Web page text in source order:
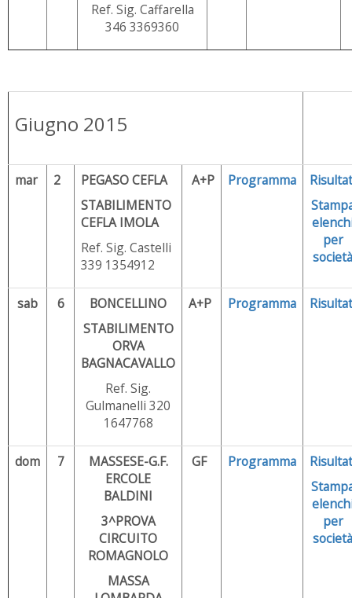
Ref. Sig. Caffarella
346 3369360
Giugno 2015
mar 2
PEGASO CEFLA
STABILIMENTO
CEFLA IMOLA
Ref. Sig. Castelli
339 1354912
A+P Programma
per
società
sab 6
BONCELLINO
STABILIMENTO
ORVA
BAGNACAVALLO
Ref. Sig.
Gulmanelli 320
1647768
A+P Programma
dom 7
MASSESE-G.F.
ERCOLE
BALDINI
3^PROVA
CIRCUITO
ROMAGNOLO
MASSA
GF Programma
per
società